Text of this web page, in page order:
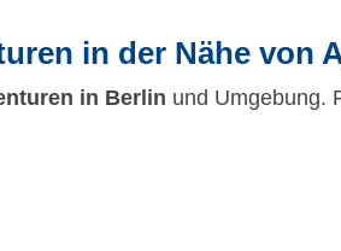
in der Nähe von
in Berlin und Umgebung.